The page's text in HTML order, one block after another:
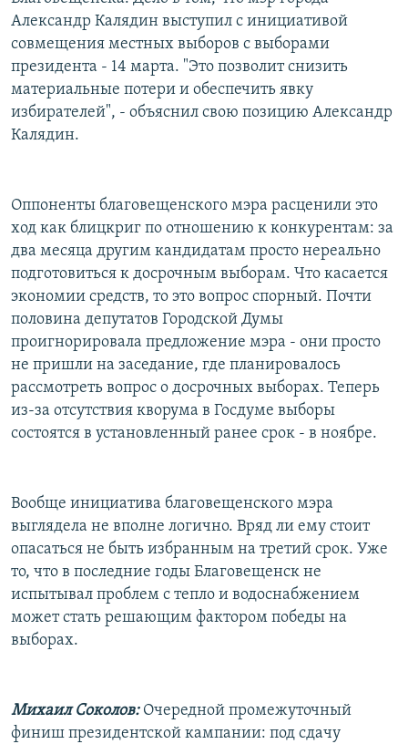
Александр Калядин выступил с инициативой
совмещения местных выборов с выборами
президента - 14 марта. "Это позволит снизить
материальные потери и обеспечить явку
избирателей", - объяснил свою позицию Александр
Калядин.
Оппоненты благовещенского мэра расценили это
ход как блицкриг по отношению к конкурентам: за
два месяца другим кандидатам просто нереально
подготовиться к досрочным выборам. Что касается
экономии средств, то это вопрос спорный. Почти
половина депутатов Городской Думы
проигнорировала предложение мэра - они просто
не пришли на заседание, где планировалось
рассмотреть вопрос о досрочных выборах. Теперь
из-за отсутствия кворума в Госдуме выборы
состоятся в установленный ранее срок - в ноябре.
Вообще инициатива благовещенского мэра
выглядела не вполне логично. Вряд ли ему стоит
опасаться не быть избранным на третий срок. Уже
то, что в последние годы Благовещенск не
испытывал проблем с тепло и водоснабжением
может стать решающим фактором победы на
выборах.
Михаил Соколов:Очередной промежуточный
финиш президентской кампании: под сдачу